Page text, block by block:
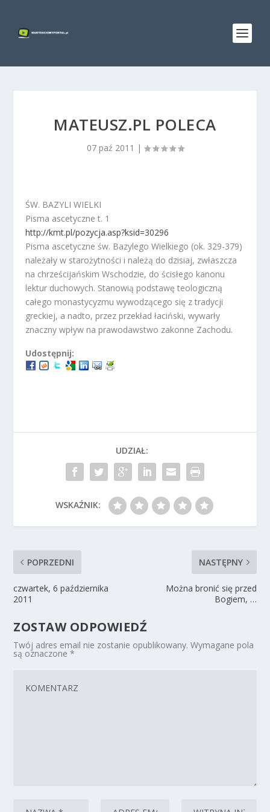
MATEUSZ.PL POLECA
07 paź 2011 |
ŚW. BAZYLI WIELKI
Pisma ascetyczne t. 1
http://kmt.pl/pozycja.asp?ksid=30296
Pisma ascetyczne św. Bazylego Wielkiego (ok. 329-379)
należały w starożytności i należą do dzisiaj, zwłaszcza
na chrześcijańskim Wschodzie, do ścisłego kanonu
lektur duchowych. Stanowią podstawę teologiczną
całego monastycyzmu wywodzącego się z tradycji
greckiej, a nadto, przez przekład łaciński, wywarły
znaczny wpływ na prawodawstwo zakonne Zachodu.
Udostępnij:
UDZIAŁ:
WSKAŹNIK:
POPRZEDNI
czwartek, 6 października
2011
NASTĘPNY
Można bronić się przed
Bogiem, …
ZOSTAW ODPOWIEDŹ
Twój adres email nie zostanie opublikowany. Wymagane pola
są oznaczone*